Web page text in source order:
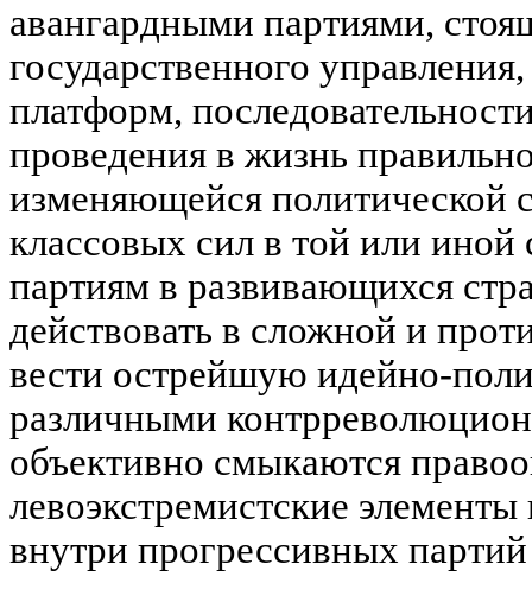
авангардными партиями,
государственного
платформ,
проведения в жизнь
изменяющейся политической
классовых сил в той или
партиям в развивающихся
действовать в сложной и
вести острейшую идейно-
различными
объективно смыкаются
левоэкстремистские
внутри прогрессивных